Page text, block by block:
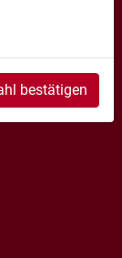
bestätigen